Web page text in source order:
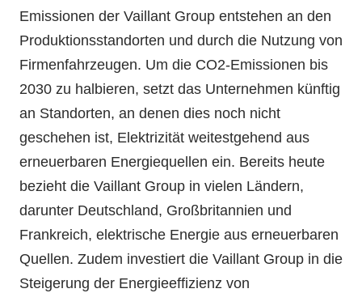
Emissionen der Vaillant Group entstehen an den
Produktionsstandorten und durch die Nutzung von
Firmenfahrzeugen. Um die CO2-Emissionen bis
2030 zu halbieren, setzt das Unternehmen künftig
an Standorten, an denen dies noch nicht
geschehen ist, Elektrizität weitestgehend aus
erneuerbaren Energiequellen ein. Bereits heute
bezieht die Vaillant Group in vielen Ländern,
darunter Deutschland, Großbritannien und
Frankreich, elektrische Energie aus erneuerbaren
Quellen. Zudem investiert die Vaillant Group in die
Steigerung der Energieeffizienz von